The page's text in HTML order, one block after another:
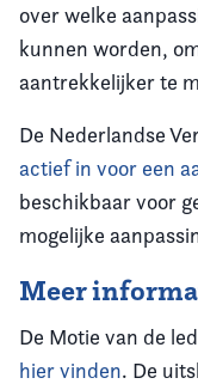
over welke
kunnen worden,
aantrekkelijker te
De Nederlandse
actief in voor een
beschikbaar voor
mogelijke
Meer
De Motie van de
hier vinden. De